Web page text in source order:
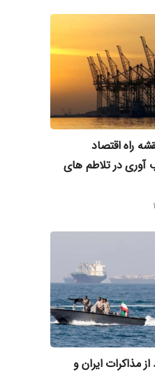
راه اقتصاد
آوری در تلاطم‌ های
مذاکرات ایران و